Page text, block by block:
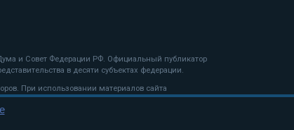
и Совет Федерации РФ. Официальный публикатор
в десяти субъектах федерации.
При использовании материалов сайта